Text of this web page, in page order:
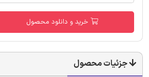
خرید و دانلود محصول
جزئیات محصول